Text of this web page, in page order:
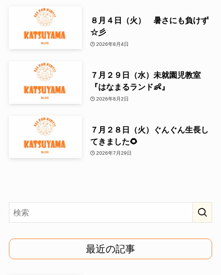
８月４日（火） 暑さにも負けず
☆彡
2026年8月4日
７月２９日（水）未就園児教室
『はなまるランド👶』
2026年8月2日
７月２８日（火）ぐんぐん生長し
てきました🌻
2026年7月29日
最近の記事